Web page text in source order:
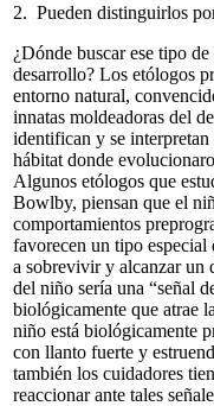
2. Pueden distinguirlos
¿Dónde buscar ese tipo
desarrollo? Los etólogos
entorno natural,
innatas moldeadoras del
identifican y se
hábitat donde
Algunos etólogos que
Bowlby, piensan que el
comportamientos
favorecen un tipo
a sobrevivir y alcanzar un
del niño sería una “señal
biológicamente que atrae
niño está biológicamente
con llanto fuerte y
también los cuidadores
reaccionar ante tales